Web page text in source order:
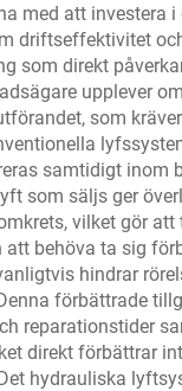
med att investera
driftseffektivitet
som direkt
upplever
som
samtidigt inom
som säljs ger
vilket gör att
behöva ta sig
hindrar
förbättrade
reparationstider
direkt förbättrar
hydrauliska